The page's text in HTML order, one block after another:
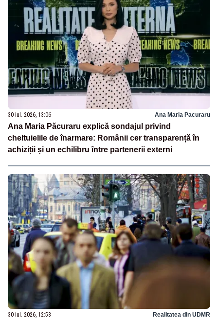
30 iul. 2026, 13:06 Ana Maria Pacuraru
Ana Maria Păcuraru explică sondajul privind
cheltuielile de înarmare: Românii cer transparență în
achiziții și un echilibru între partenerii externi
30 iul. 2026, 12:53 Realitatea din UDMR